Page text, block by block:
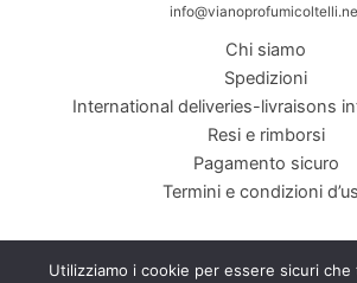
Chi siamo
Spedizioni
International deliveries-livraisons
Resi e rimborsi
Pagamento sicuro
Termini e condizioni
Utilizziamo i cookie per essere sicuri che